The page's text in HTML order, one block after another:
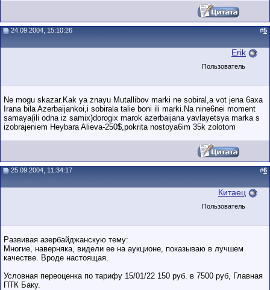
24.09.2004, 15:10:26 #5
Erik
Пользователь
Ne mogu skazar.Kak ya znayu Mutallibov marki ne sobiral,a vot jena 6axa
Irana bila Azerbaijankoi,i sobirala talie boni ili marki.Na nine6nei moment
samaya(ili odna iz samix)dorogix marok azerbaijana yavlayetsya marka s
izobrajeniem Heybara Alieva-250$,pokrita nostoya6im 35k zolotom
25.09.2004, 11:34:17 #6
Китаец
Пользователь
Развивая азербайджанскую тему:
Многие, наверняка, видели ее на аукционе, показываю в лучшем
качестве. Вроде настоящая.
Условная переоценка по тарифу 15/01/22 150 руб. в 7500 руб, Главная
ПТК Баку.